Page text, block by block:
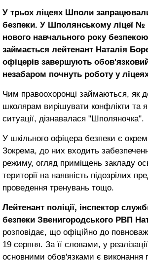
У трьох ліцеях Шполи
безпеки. У Шполянському ліцеї №
нового навчального року
займається лейтенант Наталія
офіцерів завершують
незабаром почнуть роботу у
Чим правоохоронці займаються, як
школярам вирішувати конфлікти та
ситуації, дізнавалася "Шполяночка".
У шкільного офіцера безпеки є
Зокрема, до них входить
режиму, огляд приміщень закладу
території на наявність підозрілих
проведення тренувань тощо.
Лейтенант поліції, інспектор
безпеки Звенигородського РВП
розповідає, що офіційно до
19 серпня. За її словами, у
основними обов'язками є виконання